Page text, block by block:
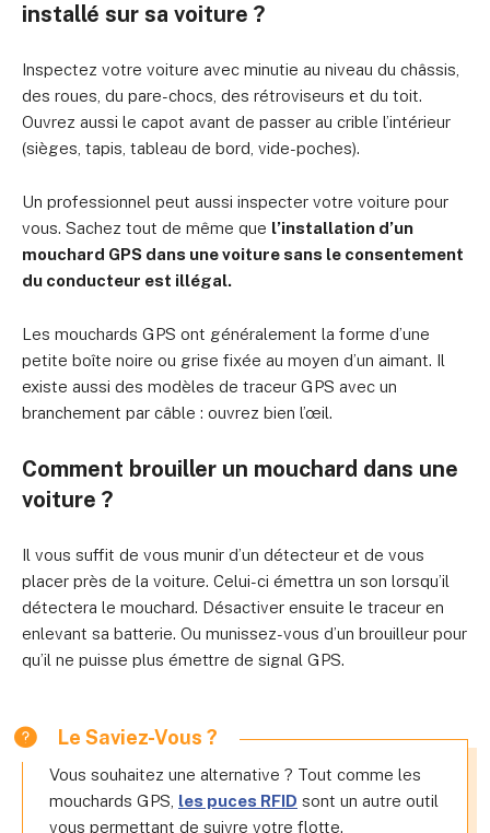
installé sur sa voiture ?
Inspectez votre voiture avec minutie au niveau du châssis,
des roues, du pare-chocs, des rétroviseurs et du toit.
Ouvrez aussi le capot avant de passer au crible l’intérieur
(sièges, tapis, tableau de bord, vide-poches).
Un professionnel peut aussi inspecter votre voiture pour
vous. Sachez tout de même que l’installation d’un
mouchard GPS dans une voiture sans le consentement
du conducteur est illégal.
Les mouchards GPS ont généralement la forme d’une
petite boîte noire ou grise fixée au moyen d’un aimant. Il
existe aussi des modèles de traceur GPS avec un
branchement par câble : ouvrez bien l’œil.
Comment brouiller un mouchard dans une
voiture ?
Il vous suffit de vous munir d’un détecteur et de vous
placer près de la voiture. Celui-ci émettra un son lorsqu’il
détectera le mouchard. Désactiver ensuite le traceur en
enlevant sa batterie. Ou munissez-vous d’un brouilleur pour
qu’il ne puisse plus émettre de signal GPS.
Le Saviez-Vous ?
Vous souhaitez une alternative ? Tout comme les
mouchards GPS, les puces RFID sont un autre outil
vous permettant de suivre votre flotte.